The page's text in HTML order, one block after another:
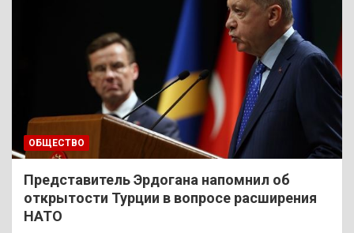
ОБЩЕСТВО
Представитель Эрдогана напомнил об
открытости Турции в вопросе расширения
НАТО